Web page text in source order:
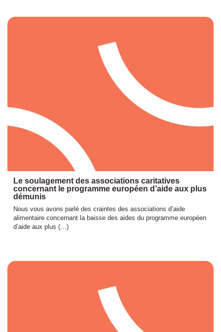
Le soulagement des associations caritatives
concernant le programme européen d’aide aux plus
démunis
Nous vous avons parlé des craintes des associations d’aide
alimentaire concernant la baisse des aides du programme européen
d’aide aux plus (…)